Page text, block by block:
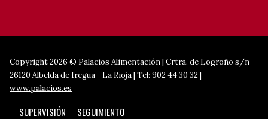
Copyright 2026 © Palacios Alimentación | Crtra. de Logroño s/n
26120 Albelda de Iregua - La Rioja | Tel: 902 44 30 32 |
www.palacios.es
SUPERVISIÓN SEGUIMIENTO